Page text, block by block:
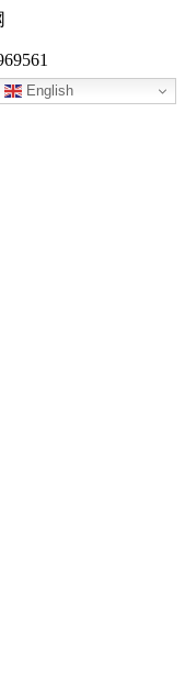
English